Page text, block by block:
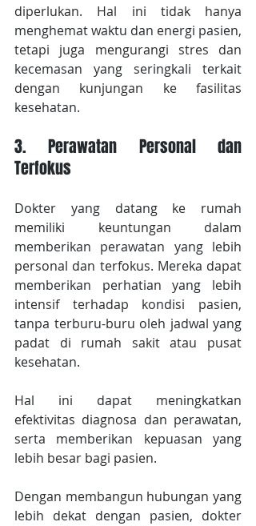
diperlukan. Hal ini tidak hanya
menghemat waktu dan energi pasien,
tetapi juga mengurangi stres dan
kecemasan yang seringkali terkait
dengan kunjungan ke fasilitas
kesehatan.
3. Perawatan Personal dan
Terfokus
Dokter yang datang ke rumah
memiliki keuntungan dalam
memberikan perawatan yang lebih
personal dan terfokus. Mereka dapat
memberikan perhatian yang lebih
intensif terhadap kondisi pasien,
tanpa terburu-buru oleh jadwal yang
padat di rumah sakit atau pusat
kesehatan.
Hal ini dapat meningkatkan
efektivitas diagnosa dan perawatan,
serta memberikan kepuasan yang
lebih besar bagi pasien.
Dengan membangun hubungan yang
lebih dekat dengan pasien, dokter